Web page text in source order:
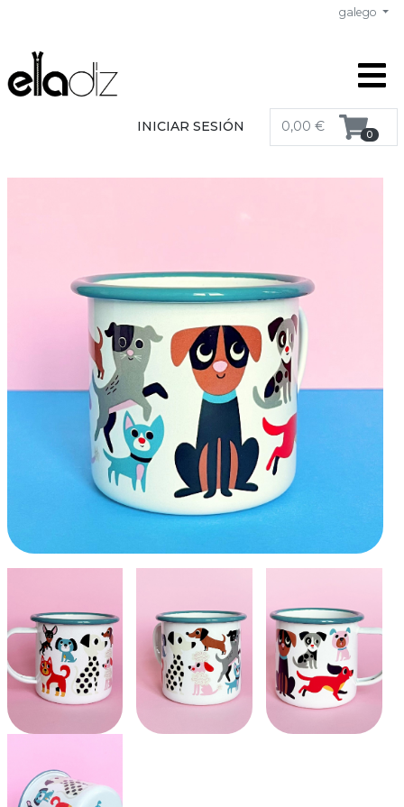
galego
INICIAR SESIÓN 0,00 € 0